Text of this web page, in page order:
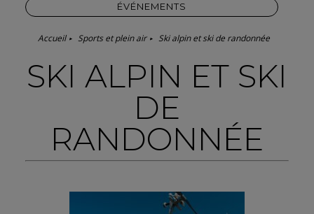
ÉVÉNEMENTS
Accueil Sports et plein air Ski alpin et ski de randonnée
SKI ALPIN ET SKI
DE
RANDONNÉE